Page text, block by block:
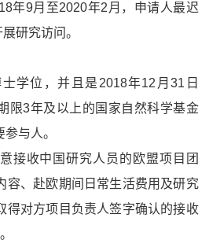
年9月至2020年2月，申请人最迟
研究访问。
学位，并且是2018年12月31日
限3年及以上的国家自然科学基金
与人。
接收中国研究人员的欧盟项目团
容、赴欧期间日常生活费用及研究
得对方项目负责人签字确认的接收